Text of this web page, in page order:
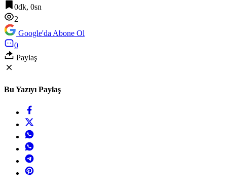
0dk, 0sn
2
Google'da Abone Ol
0
Paylaş
Bu Yazıyı Paylaş